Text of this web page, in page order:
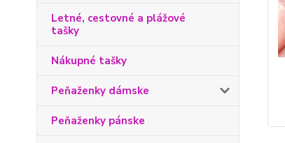
Letné, cestovné a plážové
tašky
Nákupné tašky
Peňaženky dámske
Peňaženky pánske